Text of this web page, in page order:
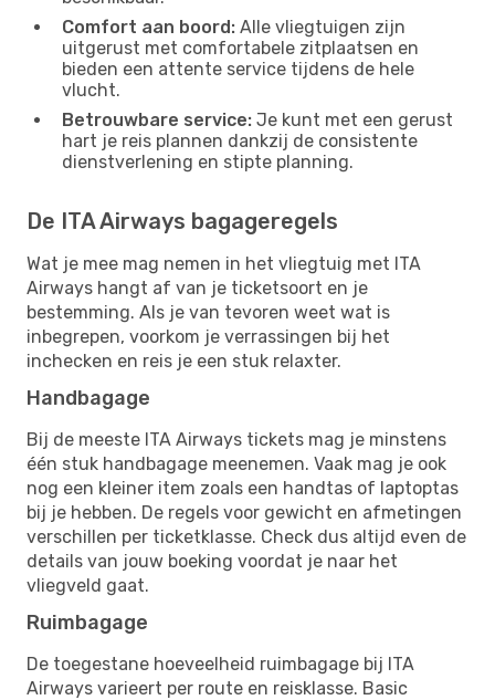
Comfort aan boord: Alle vliegtuigen zijn
uitgerust met comfortabele zitplaatsen en
bieden een attente service tijdens de hele
vlucht.
Betrouwbare service: Je kunt met een gerust
hart je reis plannen dankzij de consistente
dienstverlening en stipte planning.
De ITA Airways bagageregels
Wat je mee mag nemen in het vliegtuig met ITA
Airways hangt af van je ticketsoort en je
bestemming. Als je van tevoren weet wat is
inbegrepen, voorkom je verrassingen bij het
inchecken en reis je een stuk relaxter.
Handbagage
Bij de meeste ITA Airways tickets mag je minstens
één stuk handbagage meenemen. Vaak mag je ook
nog een kleiner item zoals een handtas of laptoptas
bij je hebben. De regels voor gewicht en afmetingen
verschillen per ticketklasse. Check dus altijd even de
details van jouw boeking voordat je naar het
vliegveld gaat.
Ruimbagage
De toegestane hoeveelheid ruimbagage bij ITA
Airways varieert per route en reisklasse. Basic